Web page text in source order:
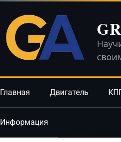
Главная Двигатель
Информация